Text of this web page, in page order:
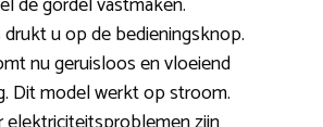
u op de bedieningsknop.
nu geruisloos en vloeiend
Dit model werkt op stroom.